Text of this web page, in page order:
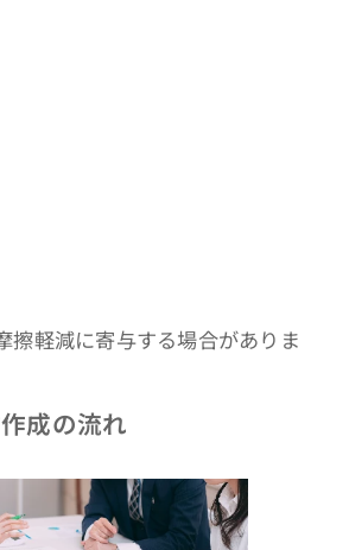
擦軽減に寄与する場合がありま
成の流れ